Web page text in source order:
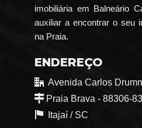
imobiliária em Balneário
auxiliar a encontrar o seu
na Praia.
ENDEREÇO
Avenida Carlos
Praia Brava - 88306-
Itajaí / SC